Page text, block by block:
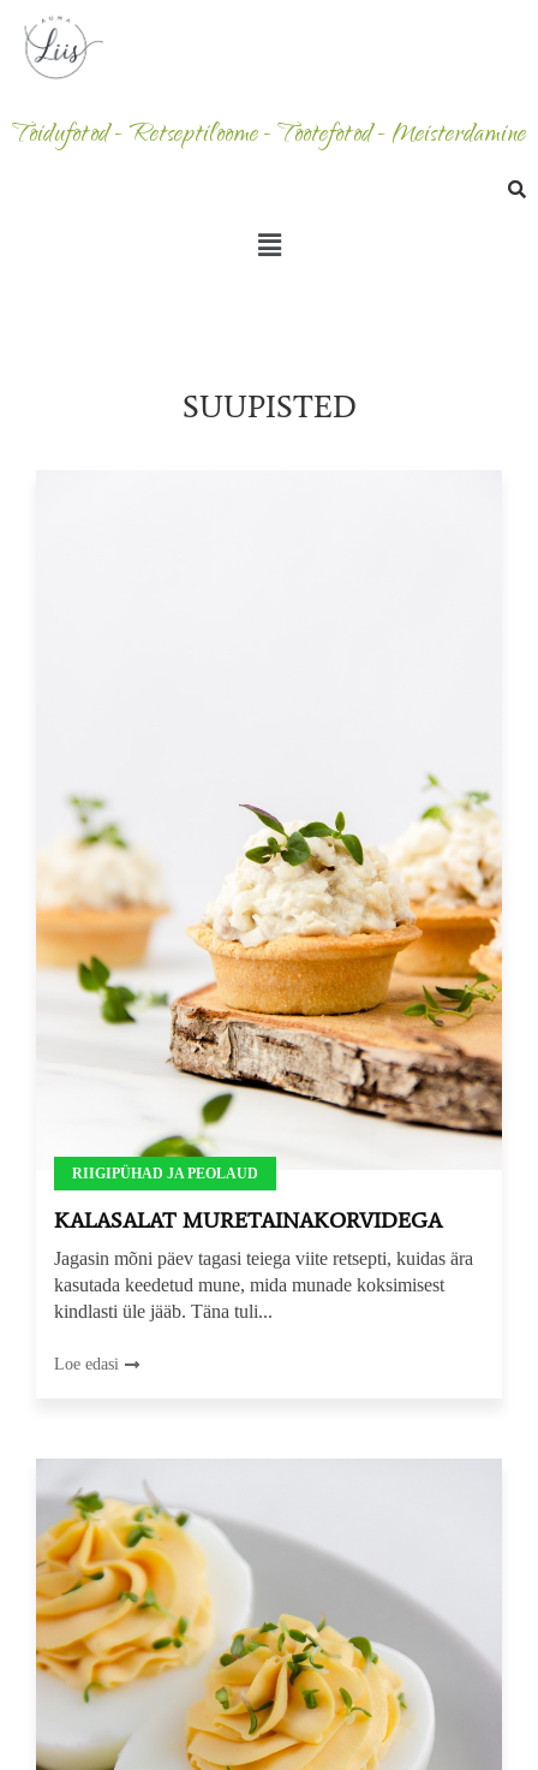
Toidufotod - Retseptiloome - Tootefotod - Meisterdamine
SUUPISTED
RIIGIPÜHAD JA PEOLAUD
KALASALAT MURETAINAKORVIDEGA
Jagasin mõni päev tagasi teiega viite retsepti, kuidas ära
kasutada keedetud mune, mida munade koksimisest
kindlasti üle jääb. Täna tuli...
Loe edasi